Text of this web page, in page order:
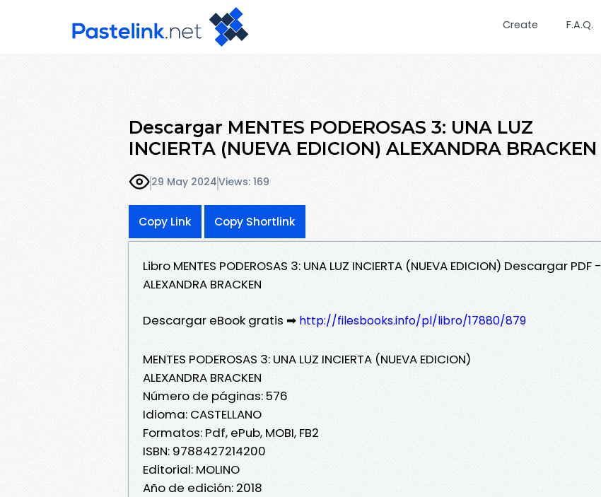
Create F.A.Q.
Descargar MENTES PODEROSAS 3: UNA LUZ
INCIERTA (NUEVA EDICION) ALEXANDRA BRACKEN
29 May 2024Views: 169
Copy Link Copy Shortlink
Libro MENTES PODEROSAS 3: UNA LUZ INCIERTA (NUEVA EDICION) Descargar PDF -
ALEXANDRA BRACKEN
Descargar eBook gratis ➡ http://filesbooks.info/pl/libro/17880/879
MENTES PODEROSAS 3: UNA LUZ INCIERTA (NUEVA EDICION)
ALEXANDRA BRACKEN
Número de páginas: 576
Idioma: CASTELLANO
Formatos: Pdf, ePub, MOBI, FB2
ISBN: 9788427214200
Editorial: MOLINO
Año de edición: 2018